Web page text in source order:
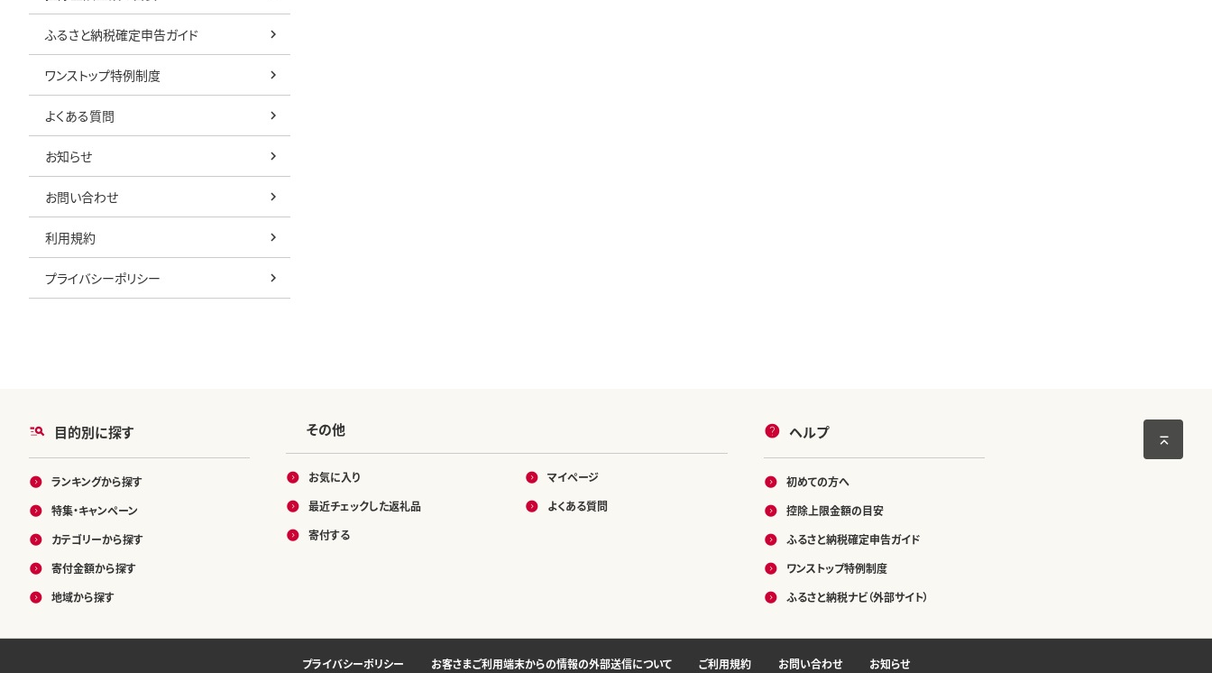
ふるさと納税確定申告ガイド
ワンストップ特例制度
よくある質問
お知らせ
お問い合わせ
利用規約
プライバシーポリシー
目的別に探す
ランキングから探す
特集・キャンペーン
カテゴリーから探す
寄付金額から探す
地域から探す
その他
お気に入り
最近チェックした返礼品
寄付する
マイページ
よくある質問
ヘルプ
初めての方へ
控除上限金額の目安
ふるさと納税確定申告ガイド
ワンストップ特例制度
ふるさと納税ナビ（外部サイト）
プライバシーポリシー お客さまご利用端末からの情報の外部送信について ご利用規約 お問い合わせ お知らせ